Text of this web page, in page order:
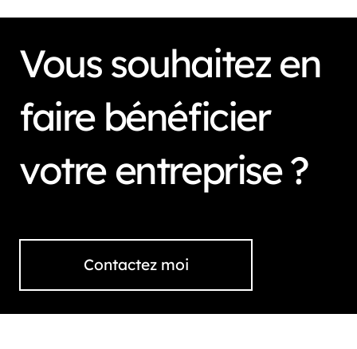
Vous souhaitez en
faire bénéficier
votre entreprise ?
Contactez moi